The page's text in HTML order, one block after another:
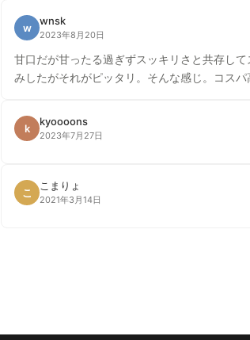
w
wnsk
2023年8月20日
甘口だが甘ったる過ぎずスッキリさと共存し
みしたがそれがピッタリ。そんな感じ。コスパ
k
kyoooons
2023年7月27日
こ
こまりょ
2021年3月14日